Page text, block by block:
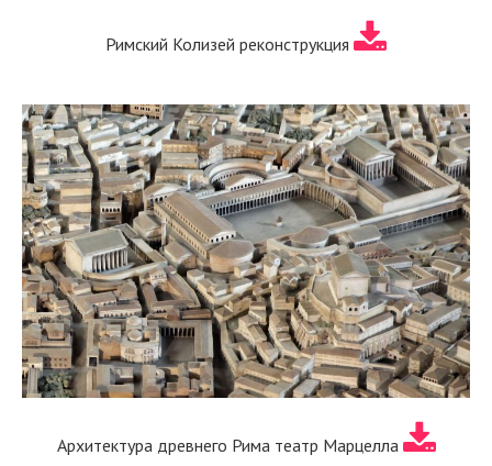
Римский Колизей реконструкция
Архитектура древнего Рима театр Марцелла